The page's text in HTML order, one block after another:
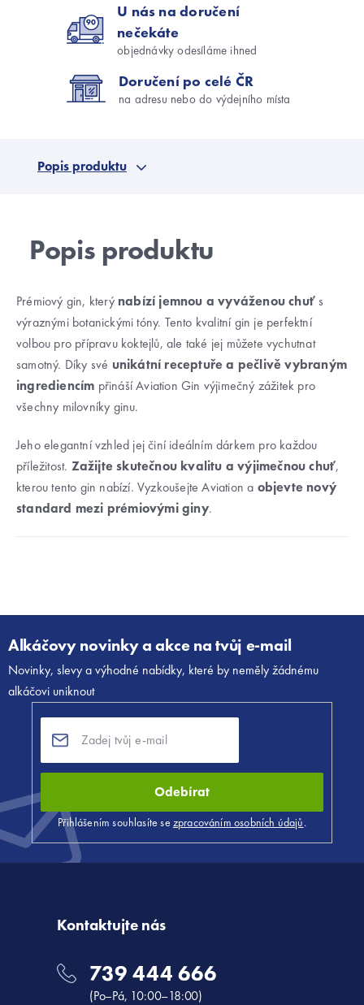
U nás na doručení
nečekáte
objednávky odesíláme ihned
Doručení po celé ČR
na adresu nebo do výdejního místa
Popis produktu
Prémiový gin, který nabízí jemnou a vyváženou chuťs
výraznými botanickými tóny. Tento kvalitní gin je perfektní
volbou pro přípravu koktejlů, ale také jej můžete vychutnat
samotný. Díky své unikátní receptuře a pečlivě vybraným
ingrediencím přináší Aviation Gin výjimečný zážitek pro
všechny milovníky ginu.
Jeho elegantní vzhled jej činí ideálním dárkem pro každou
příležitost. Zažijte skutečnou kvalitu a výjimečnou chuť,
kterou tento gin nabízí. Vyzkoušejte Aviation a objevte nový
standard mezi prémiovými giny.
Alkáčovy novinky a akce na tvůj e-mail
Novinky, slevy a výhodné nabídky, které by neměly žádnému
alkáčovi uniknout
Odebírat
Přihlášením souhlasíte se zpracováním osobních údajů.
Kontaktujte nás
739 444 666
(Po–Pá, 10:00–18:00)